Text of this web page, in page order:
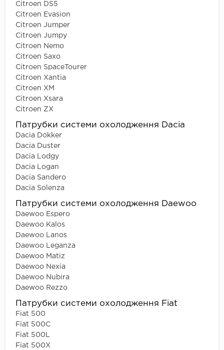
Citroen DS5
Citroen Evasion
Citroen Jumper
Citroen Jumpy
Citroen Nemo
Citroen Saxo
Citroen SpaceTourer
Citroen Xantia
Citroen XM
Citroen Xsara
Citroen ZX
Патрубки системи охолодження Dacia
Dacia Dokker
Dacia Duster
Dacia Lodgy
Dacia Logan
Dacia Sandero
Dacia Solenza
Патрубки системи охолодження Daewoo
Daewoo Espero
Daewoo Kalos
Daewoo Lanos
Daewoo Leganza
Daewoo Matiz
Daewoo Nexia
Daewoo Nubira
Daewoo Rezzo
Патрубки системи охолодження Fiat
Fiat 500
Fiat 500C
Fiat 500L
Fiat 500X